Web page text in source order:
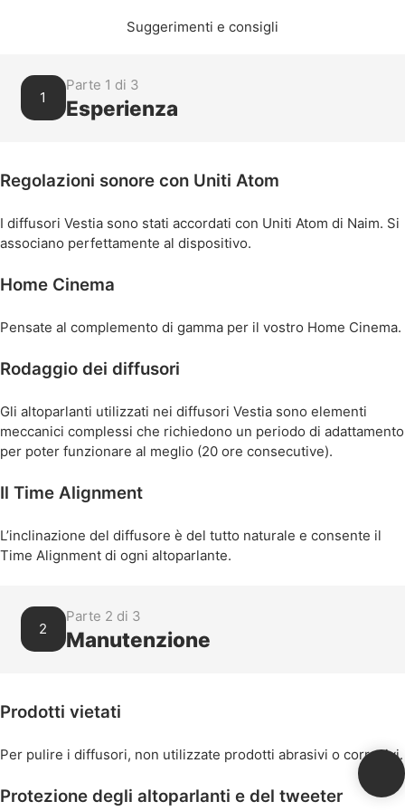
Suggerimenti e consigli
1
Parte 1 di 3
Esperienza
Regolazioni sonore con Uniti Atom
I diffusori Vestia sono stati accordati con Uniti Atom di Naim. Si
associano perfettamente al dispositivo.
Home Cinema
Pensate al complemento di gamma per il vostro Home Cinema.
Rodaggio dei diffusori
Gli altoparlanti utilizzati nei diffusori Vestia sono elementi
meccanici complessi che richiedono un periodo di adattamento
per poter funzionare al meglio (20 ore consecutive).
Il Time Alignment
L’inclinazione del diffusore è del tutto naturale e consente il
Time Alignment di ogni altoparlante.
2
Parte 2 di 3
Manutenzione
Prodotti vietati
Per pulire i diffusori, non utilizzate prodotti abrasivi o corrosivi.
Protezione degli altoparlanti e del tweeter